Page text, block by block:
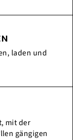
laden und
mit der
gängigen